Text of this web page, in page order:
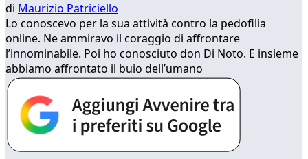
di Maurizio Patriciello
Lo conoscevo per la sua attività contro la pedofilia
online. Ne ammiravo il coraggio di affrontare
l’innominabile. Poi ho conosciuto don Di Noto. E insieme
abbiamo affrontato il buio dell’umano